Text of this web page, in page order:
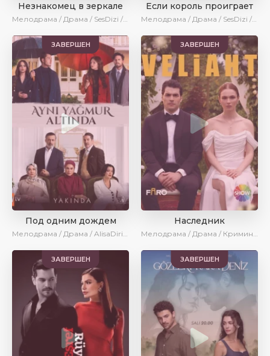
Незнакомец в зеркале
Мелодрама / Драма / SesDizi / AlisaDirilis / Новинки / Сериалы 2025
Если король проиграет
Мелодрама / Драма / SesDizi / Ирина Котова / AlisaDirilis / Новинки / Сериалы 2025
ЗАВЕРШЕН
Под одним дождем
Мелодрама / Драма / AlisaDirilis / Новинки
ЗАВЕРШЕН
Наследник
Мелодрама / Драма / Криминал / SesDizi / Ирина Котова / AlisaDirilis / Новинки / Сериалы 2025
ЗАВЕРШЕН ЗАВЕРШЕН